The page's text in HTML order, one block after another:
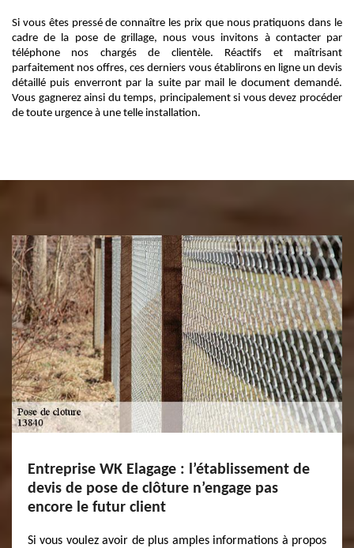
Si vous êtes pressé de connaître les prix que nous pratiquons dans le
cadre de la pose de grillage, nous vous invitons à contacter par
téléphone nos chargés de clientèle. Réactifs et maîtrisant
parfaitement nos offres, ces derniers vous établirons en ligne un devis
détaillé puis enverront par la suite par mail le document demandé.
Vous gagnerez ainsi du temps, principalement si vous devez procéder
de toute urgence à une telle installation.
Entreprise WK Elagage : l’établissement de
devis de pose de clôture n’engage pas
encore le futur client
Si vous voulez avoir de plus amples informations à propos